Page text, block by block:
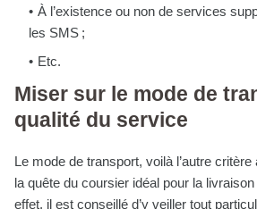
À l’existence ou non de services
les SMS ;
Etc.
Miser sur le mode de
qualité du service
Le mode de transport, voilà l’autre
la quête du coursier idéal pour la
effet, il est conseillé d’y veiller tout